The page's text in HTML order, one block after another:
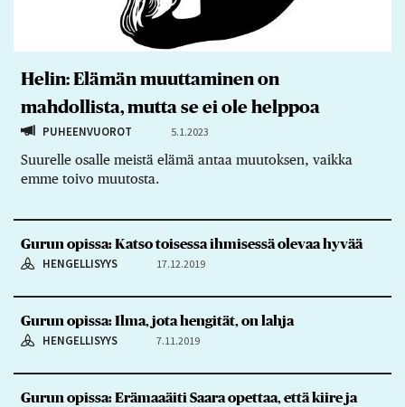
Helin: Elämän muuttaminen on
mahdollista, mutta se ei ole helppoa
PUHEENVUOROT 5.1.2023
Suurelle osalle meistä elämä antaa muutoksen, vaikka
emme toivo muutosta.
Gurun opissa: Katso toisessa ihmisessä olevaa hyvää
HENGELLISYYS 17.12.2019
Gurun opissa: Ilma, jota hengität, on lahja
HENGELLISYYS 7.11.2019
Gurun opissa: Erämaaäiti Saara opettaa, että kiire ja